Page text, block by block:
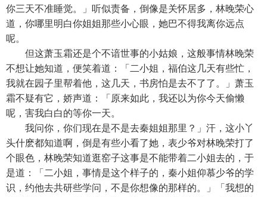
你三天不准睡觉。」听似责备，倒像是关怀居多，林晚荣心
道，你哪里明白你姐姐那些小心眼，她巴不得我离你远点
呢。
但这萧玉霜还是个不谙世事的小姑娘，这般事情林晚荣
不想让她知道，便笑着道：「二小姐，福伯这几天有些忙，
我就在园子里帮着他，这几天，书房怕是去不了了。」萧玉
霜不疑有它，娇声道：「原来如此，我还以为你今天偷懒
呢，害我白白的等你一天。
我问你，你们现在是不是去秦姐姐那里？」汗，这小丫
头什麽都知道啊，倒是有些小看了她，表少爷对林晚荣打了
个眼色，林晚荣知道逛窑子这事是不能带着二小姐去的，于
是道：「二小姐，事情是这个样子的，秦小姐仰慕少爷的学
识，约他去共研些学问，不是你想像的那样的。」「我想的